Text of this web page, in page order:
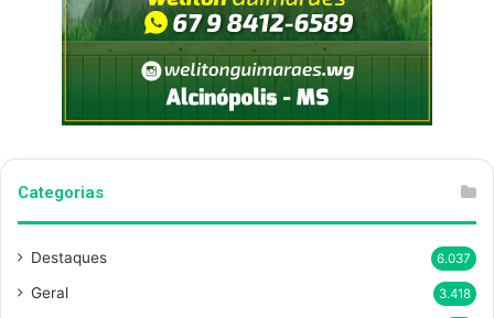
Categorias
Destaques 6.037
Geral 3.418